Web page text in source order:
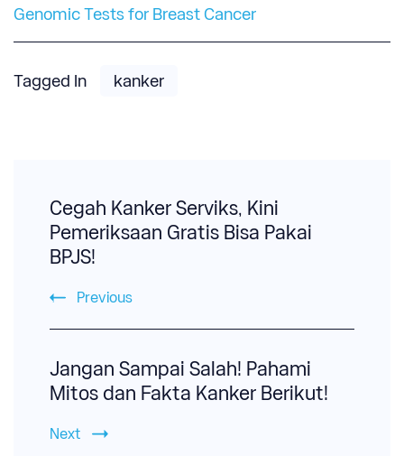
Genomic Tests for Breast Cancer
Tagged In kanker
Navigation
Cegah Kanker Serviks, Kini
Pemeriksaan Gratis Bisa Pakai
BPJS!
Previous
Jangan Sampai Salah! Pahami
Mitos dan Fakta Kanker Berikut!
Next